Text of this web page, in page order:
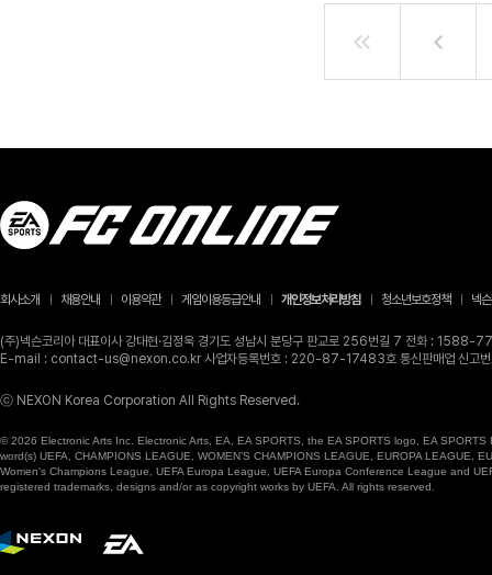
회사소개 채용안내 이용약관 게임이용등급안내 개인정보처리방침 청소년보호정책 넥
(주)넥슨코리아 대표이사 강대현·김정욱 경기도 성남시 분당구 판교로 256번길 7 전화 :
E-mail : contact-us@nexon.co.kr 사업자등록번호 : 220-87-17483호 통신판매업 신고
ⓒ NEXON Korea Corporation All Rights Reserved.
© 2026 Electronic Arts Inc. Electronic Arts, EA, EA SPORTS, the EA SPORTS logo, EA
word(s) UEFA, CHAMPIONS LEAGUE, WOMEN’S CHAMPIONS LEAGUE, EUROPA LEAGUE,
Women’s Champions League, UEFA Europa League, UEFA Europa Conference League and
registered trademarks, designs and/or as copyright works by UEFA. All rights reserved.